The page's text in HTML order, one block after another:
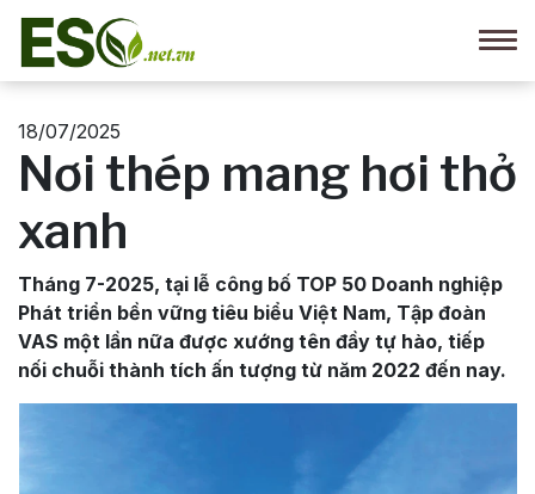
18/07/2025
Nơi thép mang hơi thở
xanh
Tháng 7-2025, tại lễ công bố TOP 50 Doanh nghiệp
Phát triển bền vững tiêu biểu Việt Nam, Tập đoàn
VAS một lần nữa được xướng tên đầy tự hào, tiếp
nối chuỗi thành tích ấn tượng từ năm 2022 đến nay.